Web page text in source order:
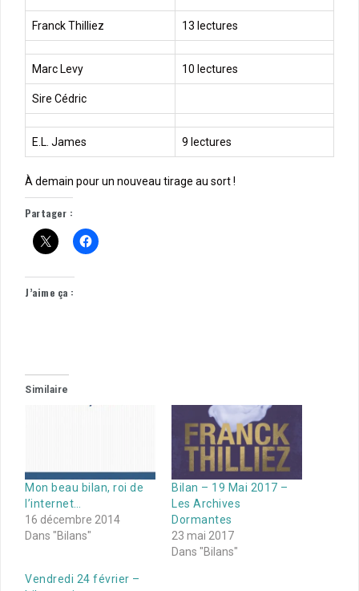
Franck Thilliez 13 lectures
Marc Levy 10 lectures
Sire Cédric
E.L. James 9 lectures
À demain pour un nouveau tirage au sort !
Partager :
J’aime ça :
Similaire
Mon beau bilan, roi de
l’internet…
16 décembre 2014
Dans "Bilans"
Bilan – 19 Mai 2017 –
Les Archives
Dormantes
23 mai 2017
Dans "Bilans"
Vendredi 24 février –